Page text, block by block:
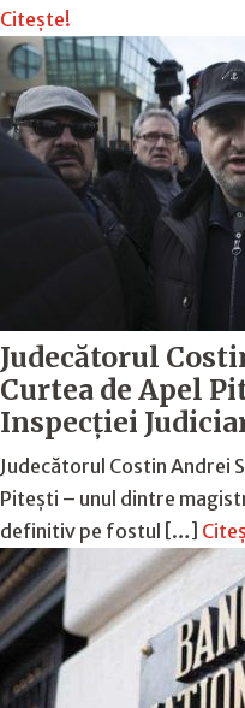
Citește!
Judecătorul
Curtea de Apel
Inspecției
Judecătorul Costin Andrei
Pitești – unul dintre
definitiv pe fostul […]